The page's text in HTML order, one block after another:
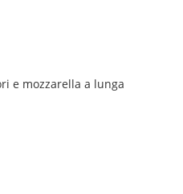
e mozzarella a lunga